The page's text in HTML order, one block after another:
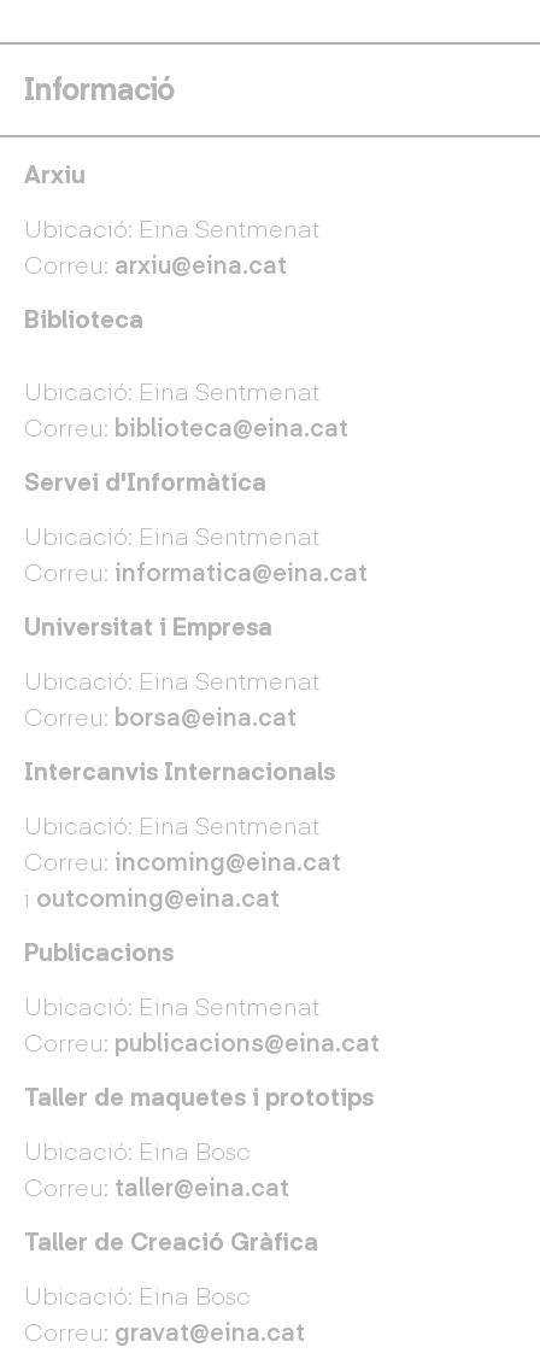
Informació
Arxiu
Ubicació: Eina Sentmenat
Correu: arxiu@eina.cat
Biblioteca
Ubicació: Eina Sentmenat
Correu: biblioteca@eina.cat
Servei d'Informàtica
Ubicació: Eina Sentmenat
Correu: informatica@eina.cat
Universitat i Empresa
Ubicació: Eina Sentmenat
Correu: borsa@eina.cat
Intercanvis Internacionals
Ubicació: Eina Sentmenat
Correu: incoming@eina.cat
i outcoming@eina.cat
Publicacions
Ubicació: Eina Sentmenat
Correu: publicacions@eina.cat
Taller de maquetes i prototips
Ubicació: Eina Bosc
Correu: taller@eina.cat
Taller de Creació Gràfica
Ubicació: Eina Bosc
Correu: gravat@eina.cat